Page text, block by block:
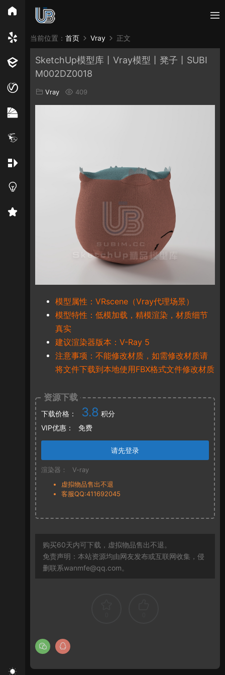
所有分类
Enscape PB3构件 构件 轮廓
当前位置： 首页 Vray 正文
SketchUp模型库丨Vray模型丨凳子丨SUBI
M002DZ0018
Vray 409
模型属性：VRscene（Vray代理场景）
模型特性：低模加载，精模渲染，材质细节
真实
建议渲染器版本：V-Ray 5
注意事项：不能修改材质，如需修改材质请
将文件下载到本地使用FBX格式文件修改材质
资源下载
下载价格： 3.8 积分
VIP优惠：
免费
请先登录
渲染器：
V-ray
虚拟物品售出不退
客服QQ:411692045
购买60天内可下载，虚拟物品售出不退。
免责声明：本站资源均由网友发布或互联网收集，侵
删联系wanmfe@qq.com。